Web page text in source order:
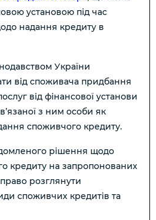
установою під час
надання кредиту в
України
від споживача придбання
від фінансової установи
з ним особи як
споживчого кредиту.
рішення щодо
кредиту на запропонованих
розглянути
споживчих кредитів та